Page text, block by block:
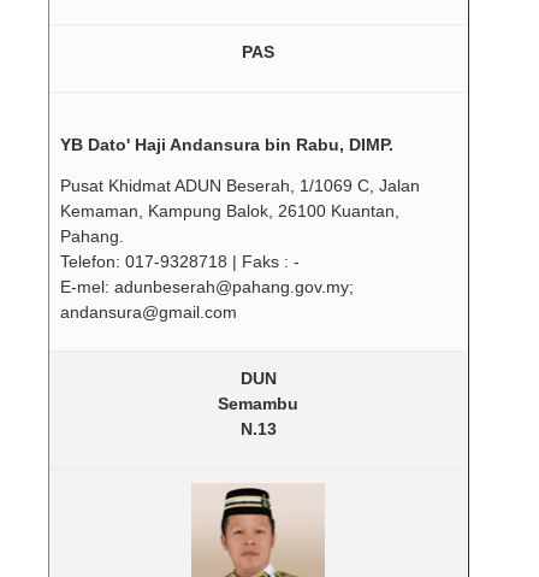
PAS
YB Dato' Haji Andansura bin Rabu, DIMP.
Pusat Khidmat ADUN Beserah, 1/1069 C, Jalan
Kemaman, Kampung Balok, 26100 Kuantan,
Pahang.
Telefon: 017-9328718 | Faks : -
E-mel: adunbeserah@pahang.gov.my;
andansura@gmail.com
DUN
Semambu
N.13